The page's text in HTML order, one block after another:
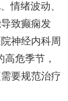
情绪波动、
致癫痫发
神经内科周
危季节，
要规范治疗